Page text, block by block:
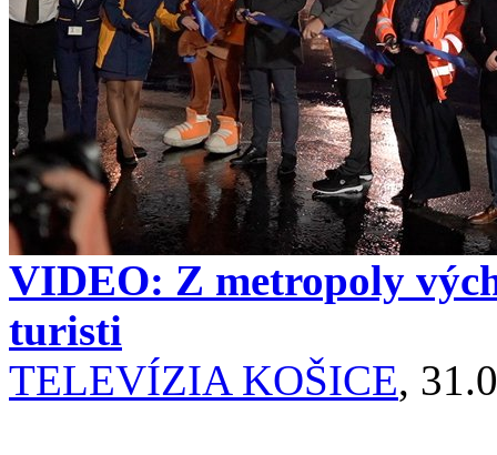
VIDEO: Z metropoly
turisti
TELEVÍZIA KOŠICE,